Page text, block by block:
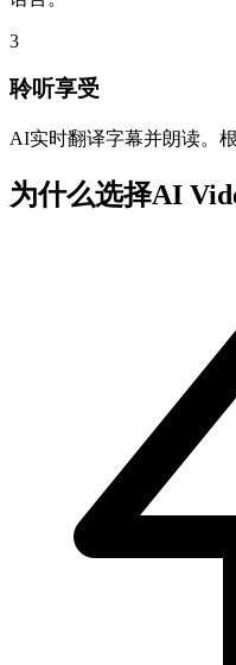
3
聆听享受
AI实时翻译字幕并朗读。
为什么选择AI